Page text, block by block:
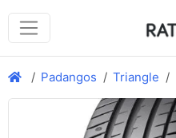
Padangos Triangle